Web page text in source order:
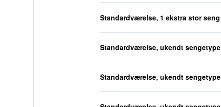
Standardværelse, 1 ekstra stor seng
Standardværelse, ukendt sengetype
Standardværelse, ukendt sengetype